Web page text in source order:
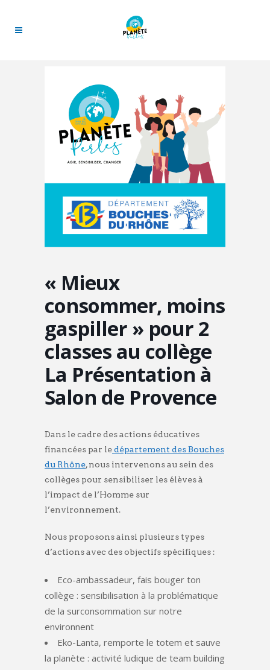
« Mieux
consommer, moins
gaspiller » pour 2
classes au collège
La Présentation à
Salon de Provence
Dans le cadre des actions éducatives
financées par ledépartement des Bouches
du Rhône, nous intervenons au sein des
collèges pour sensibiliser les élèves à
l’impact de l’Homme sur
l’environnement.
Nous proposons ainsi plusieurs types
d’actions avec des objectifs spécifiques :
Eco-ambassadeur, fais bouger ton
collège : sensibilisation à la problématique
de la surconsommation sur notre
environnent
Eko-Lanta, remporte le totem et sauve
la planète : activité ludique de team building